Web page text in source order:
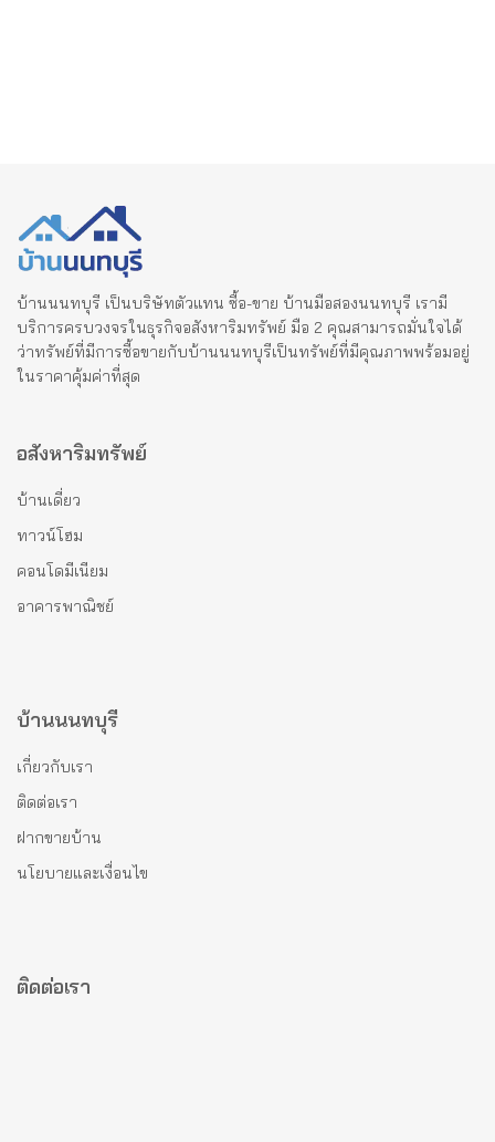
บ้านนนทบุรี เป็นบริษัทตัวแทน ซื้อ-ขาย บ้านมือสองนนทบุรี เรามี
บริการครบวงจรในธุรกิจอสังหาริมทรัพย์ มือ 2 คุณสามารถมั่นใจได้
ว่าทรัพย์ที่มีการซื้อขายกับบ้านนนทบุรีเป็นทรัพย์ที่มีคุณภาพพร้อมอยู่
ในราคาคุ้มค่าที่สุด
อสังหาริมทรัพย์
บ้านเดี่ยว
ทาวน์โฮม
คอนโดมีเนียม
อาคารพาณิชย์
บ้านนนทบุรี
เกี่ยวกับเรา
ติดต่อเรา
ฝากขายบ้าน
นโยบายและเงื่อนไข
ติดต่อเรา